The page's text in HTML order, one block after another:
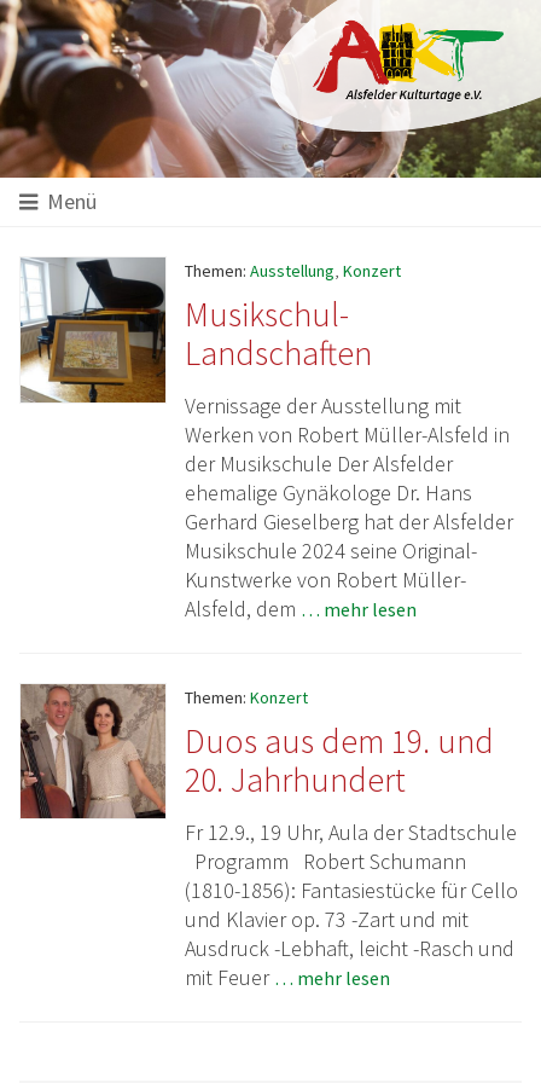
Startseite
Hauptinhalt
Menü
Themen: Ausstellung,Konzert
Musikschul-
Landschaften
Vernissage der Ausstellung mit
Werken von Robert Müller-Alsfeld in
der Musikschule Der Alsfelder
ehemalige Gynäkologe Dr. Hans
Gerhard Gieselberg hat der Alsfelder
Musikschule 2024 seine Original-
Kunstwerke von Robert Müller-
Alsfeld, dem … mehr lesen
Themen: Konzert
Duos aus dem 19. und
20. Jahrhundert
Fr 12.9., 19 Uhr, Aula der Stadtschule
Programm Robert Schumann
(1810-1856): Fantasiestücke für Cello
und Klavier op. 73 -Zart und mit
Ausdruck -Lebhaft, leicht -Rasch und
mit Feuer … mehr lesen